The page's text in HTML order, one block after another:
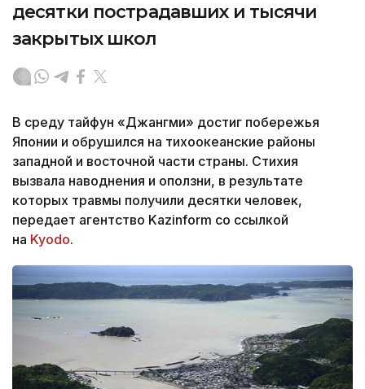
десятки пострадавших и тысячи
закрытых школ
В среду тайфун «Джангми» достиг побережья
Японии и обрушился на тихоокеанские районы
западной и восточной части страны. Стихия
вызвала наводнения и оползни, в результате
которых травмы получили десятки человек,
передает агентство Kazinform со ссылкой
на Kyodo.